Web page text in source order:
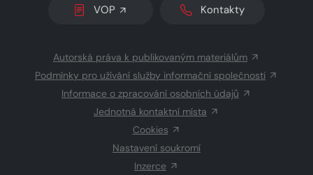
VOP Kontakty
Autorská práva k publikovaným materiálům
Podmínky pro užívání služby informační společnosti
Informace o zpracování osobních údajů
Jednotná kontaktní místa
Cookies
Nastavení soukromí
Inzerce